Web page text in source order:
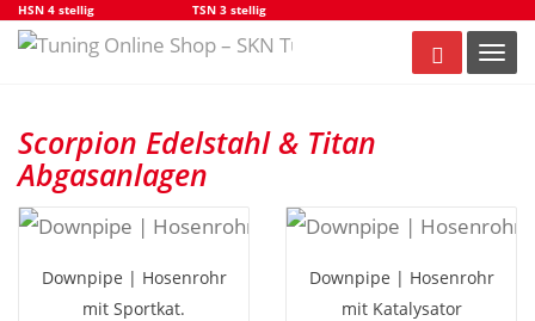
HSN 4 stellig TSN 3 stellig
Warenkorb
Scorpion Edelstahl & Titan
Abgasanlagen
Downpipe | Hosenrohr
mit Sportkat.
Downpipe | Hosenrohr
mit Katalysator